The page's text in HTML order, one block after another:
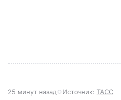
25 минут назад Источник: ТАСС